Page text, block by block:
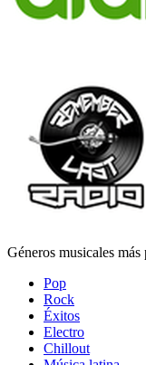
Géneros musicales más
Pop
Rock
Éxitos
Electro
Chillout